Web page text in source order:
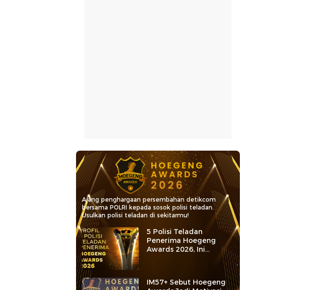
Ajang penghargaan persembahan detikcom
bersama POLRI kepada sosok polisi teladan.
Usulkan polisi teladan di sekitarmu!
5 Polisi Teladan
Penerima Hoegeng
Awards 2026, Ini
Kategori dan Kiprahnya
IM57+ Sebut Hoegeng